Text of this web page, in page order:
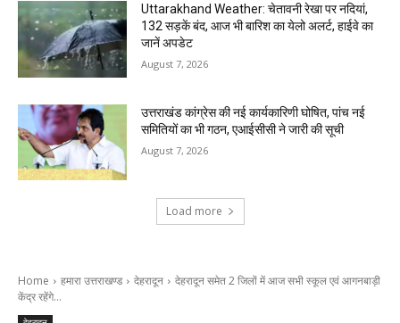
Uttarakhand Weather: चेतावनी रेखा पर नदियां,
132 सड़कें बंद, आज भी बारिश का येलो अलर्ट, हाईवे का
जानें अपडेट
August 7, 2026
उत्तराखंड कांग्रेस की नई कार्यकारिणी घोषित, पांच नई
समितियों का भी गठन, एआईसीसी ने जारी की सूची
August 7, 2026
Load more